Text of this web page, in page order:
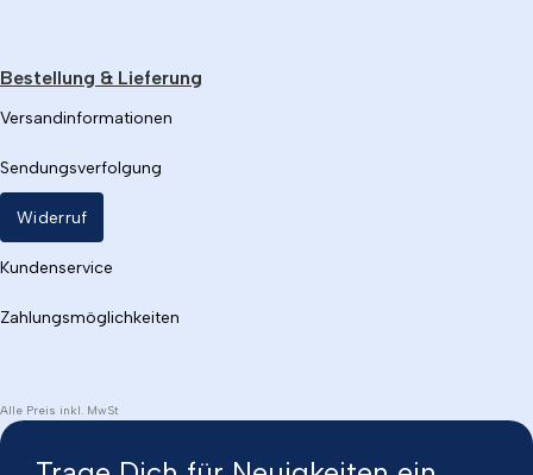
Bestellung & Lieferung
Versandinformationen
Sendungsverfolgung
Widerruf
Kundenservice
Zahlungsmöglichkeiten
Alle Preis inkl. MwSt